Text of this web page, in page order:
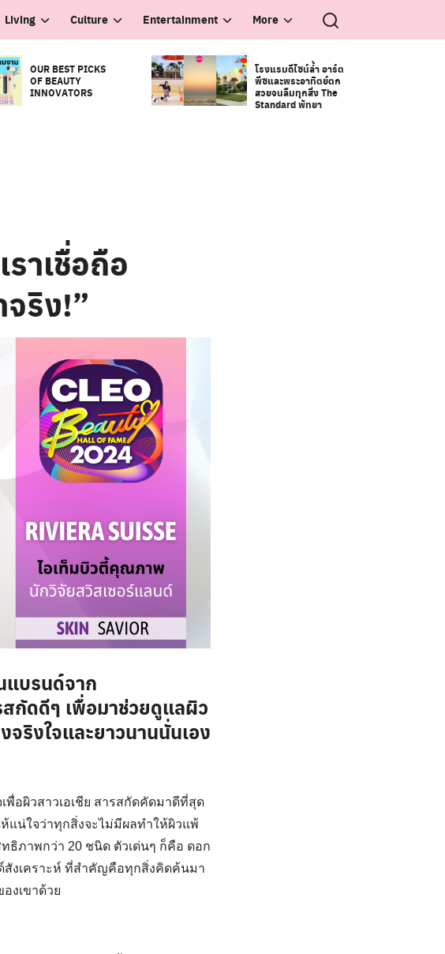
Living Culture Entertainment More
OUR BEST PICKS
OF BEAUTY
INNOVATORS
โรงแรมดีไซน์ล้ำ อาร์ต
พีซและพระอาทิตย์ตก
สวยจนลืมทุกสิ่ง The
Standard พัทยา
าเชื่อถือ
ริง!”
แบรนด์จาก
กัดดีๆ เพื่อมาช่วยดูแลผิว
ริงใจและยาวนานนั่นเอง
พื่อผิวสาวเอเชีย สารสกัดคัดมาดีที่สุด
แน่ใจว่าทุกสิ่งจะไม่มีผลทำให้ผิวแพ้
ธิภาพกว่า 20 ชนิด ตัวเด่นๆ ก็คือ ดอก
สังเคราะห์ ที่สำคัญคือทุกสิ่งคิดค้นมา
งเขาด้วย